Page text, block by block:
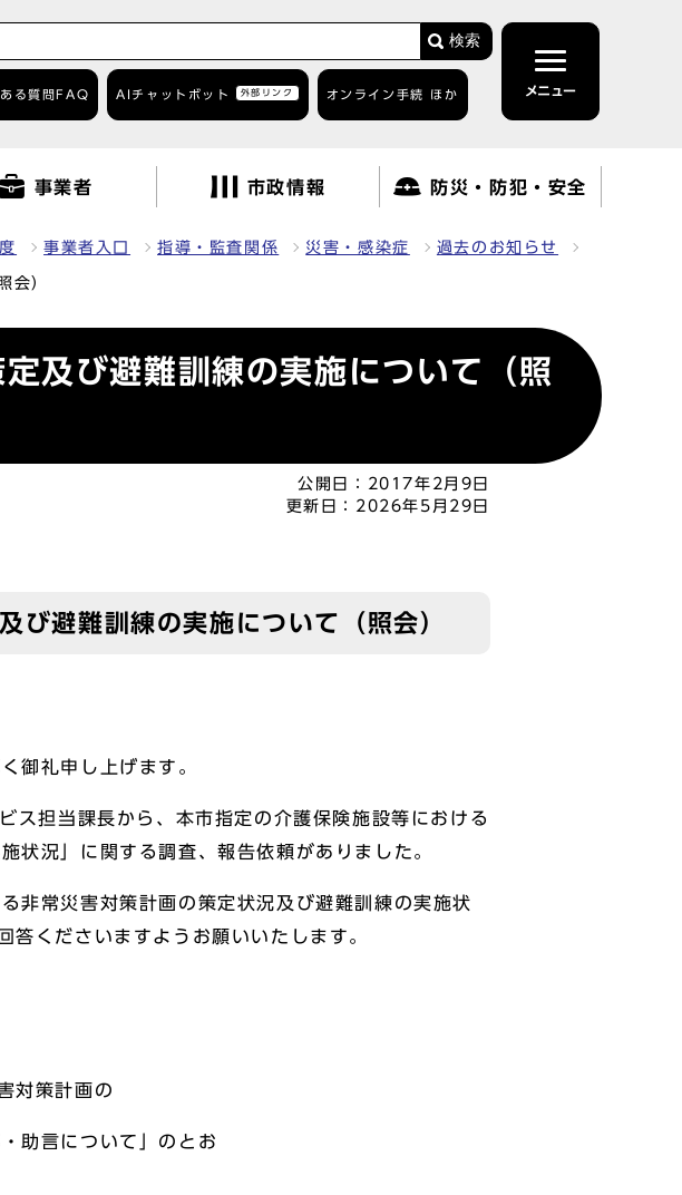
検索
る質問 FAQ AIチャットボット 外部リンク オンライン手続 ほか メニュー
事業者 市政情報 防災・防犯・安全
事業者入口 指導・監査関係 災害・感染症 過去のお知らせ
会）
及び避難訓練の実施について（照
公開日：
2017年2月9日
更新日： 2026年5月29日
び避難訓練の実施について（照会）
御礼申し上げます。
担当課長から、本市指定の介護保険施設等における
状況」に関する調査、報告依頼がありました。
非常災害対策計画の策定状況及び避難訓練の実施状
くださいますようお願いいたします。
対策計画の
いて」のとお